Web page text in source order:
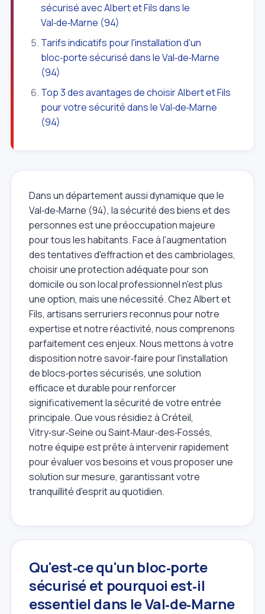
sécurisé avec Albert et Fils dans le
Val‑de‑Marne (94)
Tarifs indicatifs pour l'installation d'un
bloc‑porte sécurisé dans le Val‑de‑Marne
(94)
Top 3 des avantages de choisir Albert et Fils
pour votre sécurité dans le Val‑de‑Marne
(94)
Dans un département aussi dynamique que le
Val‑de‑Marne (94), la sécurité des biens et des
personnes est une préoccupation majeure
pour tous les habitants. Face à l'augmentation
des tentatives d'effraction et des cambriolages,
choisir une protection adéquate pour son
domicile ou son local professionnel n'est plus
une option, mais une nécessité. Chez Albert et
Fils, artisans serruriers reconnus pour notre
expertise et notre réactivité, nous comprenons
parfaitement ces enjeux. Nous mettons à votre
disposition notre savoir‑faire pour l'installation
de blocs‑portes sécurisés, une solution
efficace et durable pour renforcer
significativement la sécurité de votre entrée
principale. Que vous résidiez à Créteil,
Vitry‑sur‑Seine ou Saint‑Maur‑des‑Fossés,
notre équipe est prête à intervenir rapidement
pour évaluer vos besoins et vous proposer une
solution sur mesure, garantissant votre
tranquillité d'esprit au quotidien.
Qu'est‑ce qu'un bloc‑porte
sécurisé et pourquoi est‑il
essentiel dans le Val‑de‑Marne